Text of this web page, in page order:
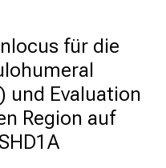
für die
und Evaluation
Region auf